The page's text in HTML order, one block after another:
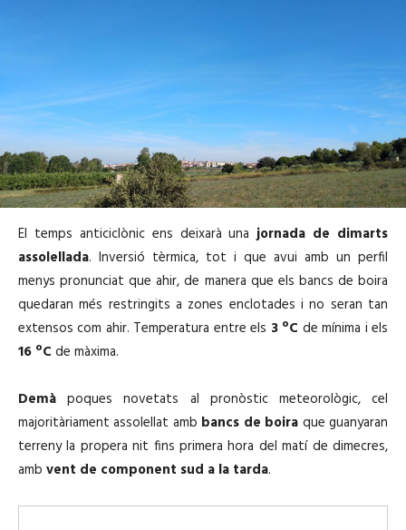
El temps anticiclònic ens deixarà unajornada de dimarts
assolellada. Inversió tèrmica, tot i que avui amb un perfil
menys pronunciat que ahir, de manera que els bancs de boira
quedaran més restringits a zones enclotades i no seran tan
extensos com ahir. Temperatura entre els 3 ºC de mínima i els
16 ºC de màxima.
Demà poques novetats al pronòstic meteorològic, cel
majoritàriament assolellat amb bancs de boira que guanyaran
terreny la propera nit fins primera hora del matí de dimecres,
amb vent de component sud a la tarda.